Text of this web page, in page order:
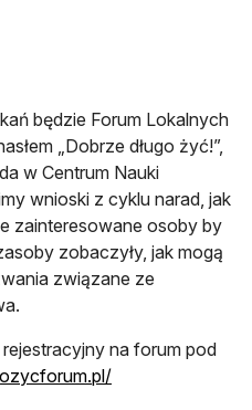
będzie Forum Lokalnych
„Dobrze długo żyć!”,
w Centrum Nauki
wnioski z cyklu narad, jak
zainteresowane osoby by
zobaczyły, jak mogą
związane ze
na forum pod
otwiera się w